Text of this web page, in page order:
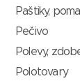
Paštiky,
Pečivo
Polevy,
Polotovary